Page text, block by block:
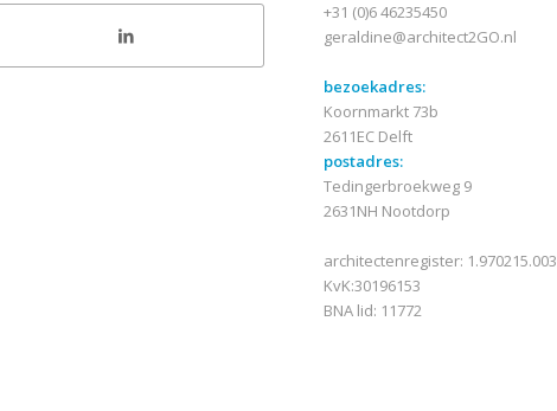
+31 (0)6 46235450
geraldine@architect2GO.nl
bezoekadres:
Koornmarkt 73b
2611EC Delft
postadres:
Tedingerbroekweg 9
2631NH Nootdorp
architectenregister: 1.970215.003
KvK:30196153
BNA lid: 11772